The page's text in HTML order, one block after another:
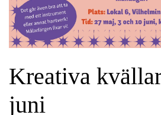
Kreativa
juni